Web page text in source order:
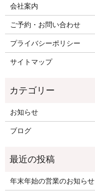
会社案内
ご予約・お問い合わせ
プライバシーポリシー
サイトマップ
お知らせ
ブログ
年末年始の営業のお知らせ